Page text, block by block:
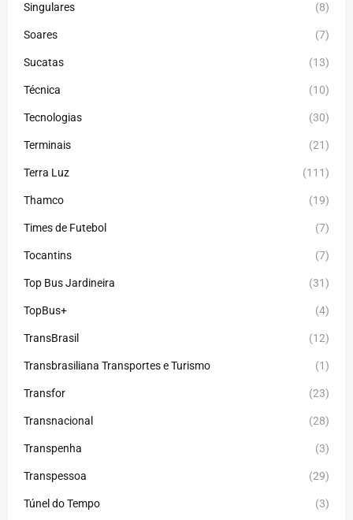
Singulares (8)
Soares (7)
Sucatas (13)
Técnica (10)
Tecnologias (30)
Terminais (21)
Terra Luz (111)
Thamco (19)
Times de Futebol (7)
Tocantins (7)
Top Bus Jardineira (31)
TopBus+ (4)
TransBrasil (12)
Transbrasiliana Transportes e Turismo (1)
Transfor (23)
Transnacional (28)
Transpenha (3)
Transpessoa (29)
Túnel do Tempo (3)